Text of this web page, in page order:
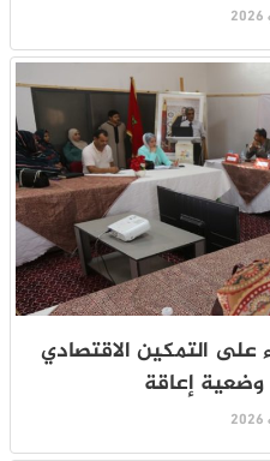
على التمكين الاقتصادي
إعاقة